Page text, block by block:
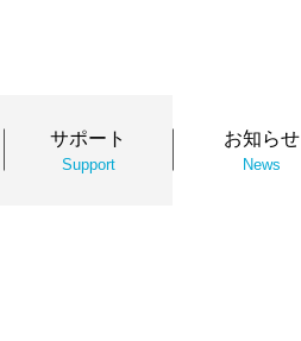
サポート
Support
お知らせ
News